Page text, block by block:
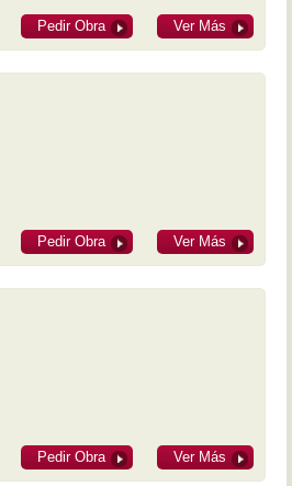
Pedir Obra Ver Más
Pedir Obra Ver Más
Pedir Obra Ver Más